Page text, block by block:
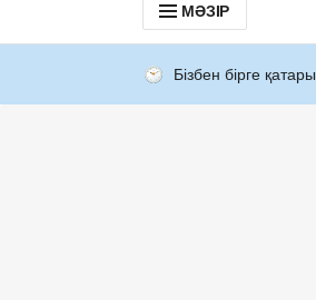
МӘЗІР
Бізбен бірге